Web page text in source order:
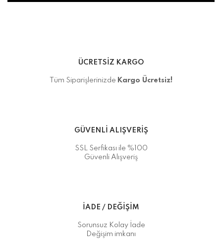
ÜCRETSİZ KARGO
Tüm Siparişlerinizde Kargo Ücretsiz!
GÜVENLİ ALIŞVERİŞ
SSL Serfikası ile %100
Güvenli Alışveriş
İADE / DEĞİŞİM
Sorunsuz Kolay İade
Değişim imkanı